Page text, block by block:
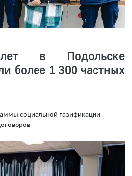
в Подольске
более 1 300 частных
социальной газификации